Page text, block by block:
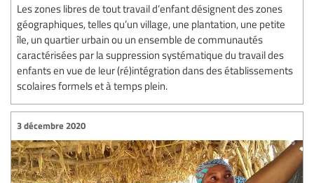
Les zones libres de tout travail d’enfant désignent des zones
géographiques, telles qu’un village, une plantation, une petite
île, un quartier urbain ou un ensemble de communautés
caractérisées par la suppression systématique du travail des
enfants en vue de leur (ré)intégration dans des établissements
scolaires formels et à temps plein.
3 décembre 2020